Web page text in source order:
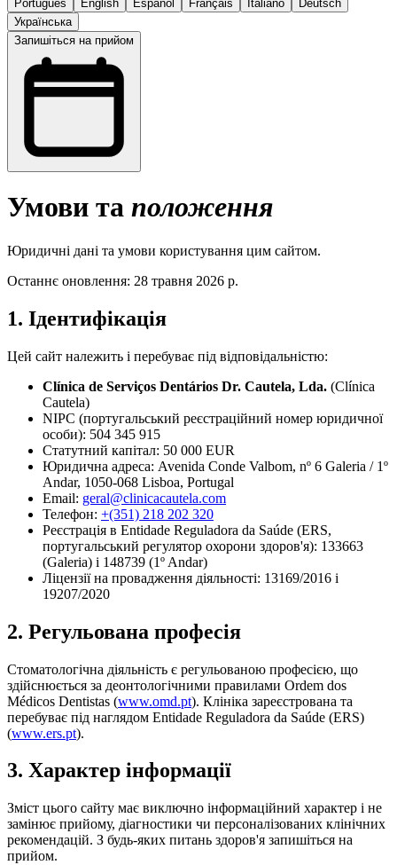
Português English Español Français Italiano
Deutsch
Українська
Запишіться на прийом
Умови та положення
Юридичні дані та умови користування цим сайтом.
Останнє оновлення: 28 травня 2026 р.
1. Ідентифікація
Цей сайт належить і перебуває під відповідальністю:
Clínica de Serviços Dentários Dr. Cautela, Lda. (Clínica
Cautela)
NIPC (португальський реєстраційний номер юридичної
особи): 504 345 915
Статутний капітал: 50 000 EUR
Юридична адреса: Avenida Conde Valbom, nº 6 Galeria / 1º
Andar, 1050-068 Lisboa, Portugal
Email: geral@clinicacautela.com
Телефон: +(351) 218 202 320
Реєстрація в Entidade Reguladora da Saúde (ERS,
португальський регулятор охорони здоров'я): 133663
(Galeria) і 148739 (1º Andar)
Ліцензії на провадження діяльності: 13169/2016 і
19207/2020
2. Регульована професія
Стоматологічна діяльність є регульованою професією, що
здійснюється за деонтологічними правилами Ordem dos
Médicos Dentistas (www.omd.pt). Клініка зареєстрована та
перебуває під наглядом Entidade Reguladora da Saúde (ERS)
(www.ers.pt).
3. Характер інформації
Зміст цього сайту має виключно інформаційний характер і не
замінює прийому, діагностики чи персоналізованих клінічних
рекомендацій. З будь-яких питань здоров'я запишіться на
прийом.